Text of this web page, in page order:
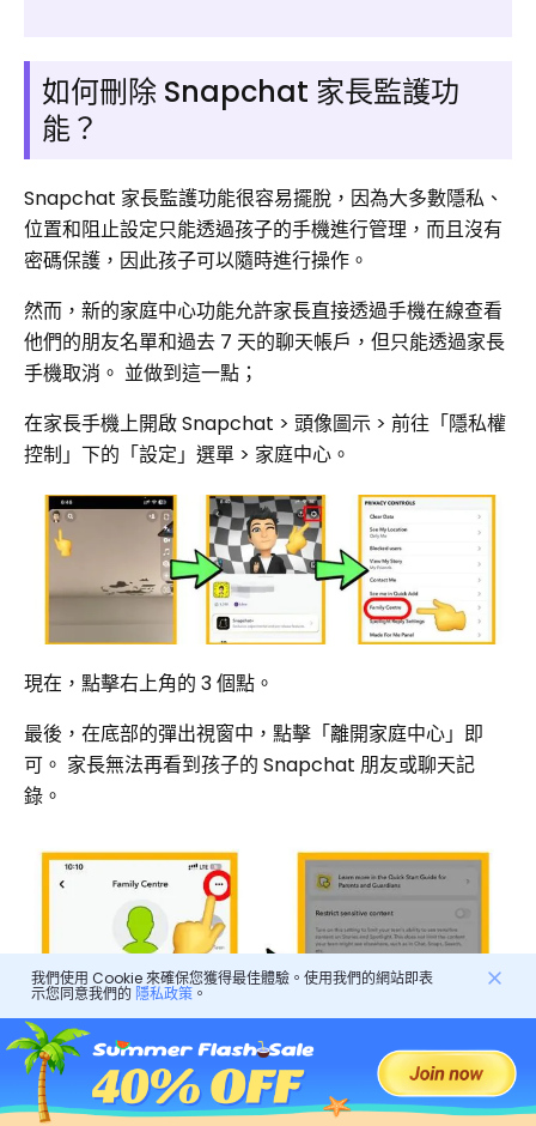
如何刪除 Snapchat 家長監護功
能？
Snapchat 家長監護功能很容易擺脫，因為大多數隱私、
位置和阻止設定只能透過孩子的手機進行管理，而且沒有
密碼保護，因此孩子可以隨時進行操作。
然而，新的家庭中心功能允許家長直接透過手機在線查看
他們的朋友名單和過去 7 天的聊天帳戶，但只能透過家長
手機取消。 並做到這一點；
在家長手機上開啟 Snapchat >​​ 頭像圖示 > 前往「隱私權
控制」下的「設定」選單 > 家庭中心。
現在，點擊右上角的 3 個點。
最後，在底部的彈出視窗中，點擊「離開家庭中心」即
可。 家長無法再看到孩子的 Snapchat 朋友或聊天記
錄。
我們使用 Cookie 來確保您獲得最佳體驗。使用我們的網站即表
示您同意我們的 隱私政策。